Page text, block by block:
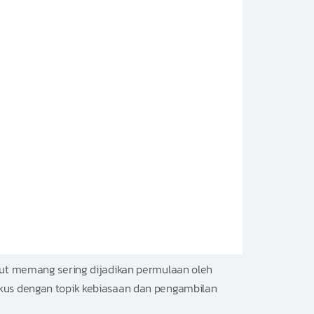
memang sering dijadikan permulaan oleh
dengan topik kebiasaan dan pengambilan